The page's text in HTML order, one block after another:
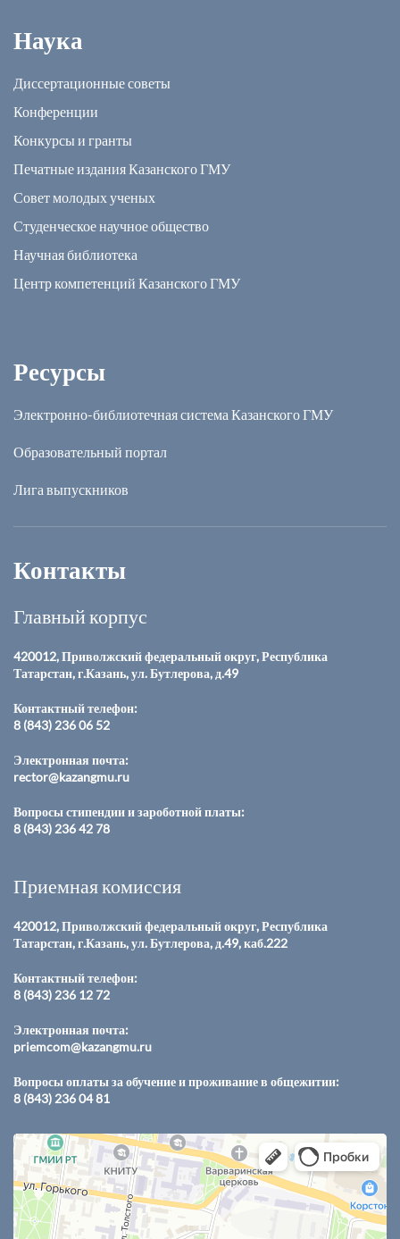
Наука
Диссертационные советы
Конференции
Конкурсы и гранты
Печатные издания Казанского ГМУ
Совет молодых ученых
Студенческое научное общество
Научная библиотека
Центр компетенций Казанского ГМУ
Ресурсы
Электронно-библиотечная система Казанского ГМУ
Образовательный портал
Лига выпускников
Контакты
Главный корпус
420012, Приволжский федеральный округ, Республика
Татарстан, г.Казань, ул. Бутлерова, д.49
Контактный телефон:
8 (843) 236 06 52
Электронная почта:
rector@kazangmu.ru
Вопросы стипендии и зароботной платы:
8 (843) 236 42 78
Приемная комиссия
420012, Приволжский федеральный округ, Республика
Татарстан, г.Казань, ул. Бутлерова, д.49, каб.222
Контактный телефон:
8 (843) 236 12 72
Электронная почта:
priemcom@kazangmu.ru
Вопросы оплаты за обучение и проживание в общежитии:
8 (843) 236 04 81